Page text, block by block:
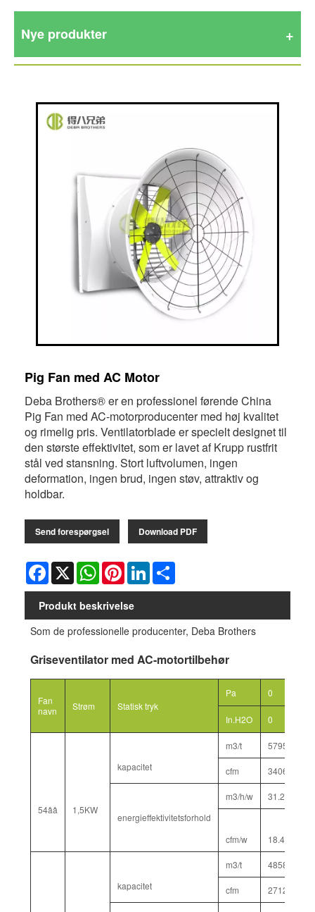
Nye produkter
Pig Fan med AC Motor
Deba Brothers® er en professionel førende China
Pig Fan med AC-motorproducenter med høj kvalitet
og rimelig pris. Ventilatorblade er specielt designet til
den største effektivitet, som er lavet af Krupp rustfrit
stål ved stansning. Stort luftvolumen, ingen
deformation, ingen brud, ingen støv, attraktiv og
holdbar.
Send forespørgsel Download PDF
Facebook
X WhatsAppPinterestLinkedIn
Produkt beskrivelse
Som de professionelle producenter, Deba Brothers
Griseventilator med AC-motortilbehør
Fan
navn
Strøm Statisk tryk
Pa 0
In.H2O 0
54ââ 1,5KW
kapacitet
m3/t 57950
cfm 34060
energieffektivitetsforhold
m3/h/w 31.2
cfm/w 18.4
kapacitet
m3/t 48580
cfm 27125